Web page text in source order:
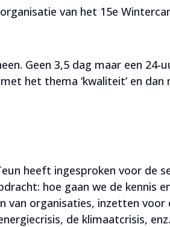
van het 15e
Geen 3,5 dag maar een 24-
het thema ‘kwaliteit’ en
heeft ingesproken voor de
hoe gaan we de kennis
organisaties, inzetten voor
de klimaatcrisis,